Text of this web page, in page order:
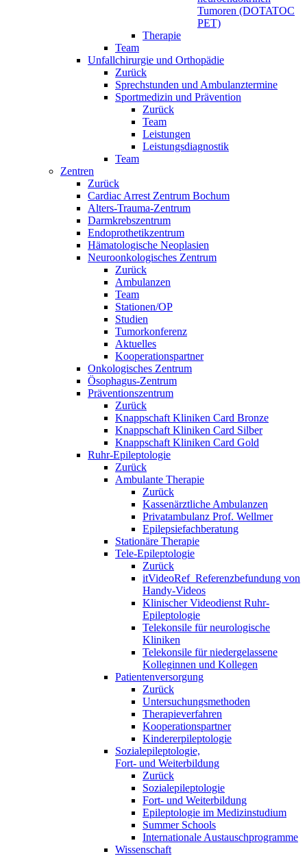
Tumoren (DOTATOC
PET)
Therapie
Team
Unfallchirurgie und Orthopädie
Zurück
Sprechstunden und Ambulanztermine
Sportmedizin und Prävention
Zurück
Team
Leistungen
Leistungsdiagnostik
Team
Zentren
Zurück
Cardiac Arrest Zentrum Bochum
Alters-Trauma-Zentrum
Darmkrebszentrum
Endoprothetikzentrum
Hämatologische Neoplasien
Neuroonkologisches Zentrum
Zurück
Ambulanzen
Team
Stationen/OP
Studien
Tumorkonferenz
Aktuelles
Kooperationspartner
Onkologisches Zentrum
Ösophagus-Zentrum
Präventionszentrum
Zurück
Knappschaft Kliniken Card Bronze
Knappschaft Kliniken Card Silber
Knappschaft Kliniken Card Gold
Ruhr-Epileptologie
Zurück
Ambulante Therapie
Zurück
Kassenärztliche Ambulanzen
Privatambulanz Prof. Wellmer
Epilepsiefachberatung
Stationäre Therapie
Tele-Epileptologie
Zurück
itVideoRef_Referenzbefundung von
Handy-Videos
Klinischer Videodienst Ruhr-
Epileptologie
Telekonsile für neurologische
Kliniken
Telekonsile für niedergelassene
Kolleginnen und Kollegen
Patientenversorgung
Zurück
Untersuchungsmethoden
Therapieverfahren
Kooperationspartner
Kindererpileptologie
Sozialepileptologie,
Fort- und Weiterbildung
Zurück
Sozialepileptologie
Fort- und Weiterbildung
Epileptologie im Medizinstudium
Summer Schools
Internationale Austauschprogramme
Wissenschaft